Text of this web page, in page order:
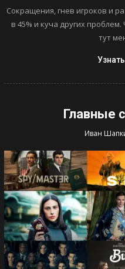
Сокращения, гнев игроков и
в 45% и куча других
тут
Главные
Иван